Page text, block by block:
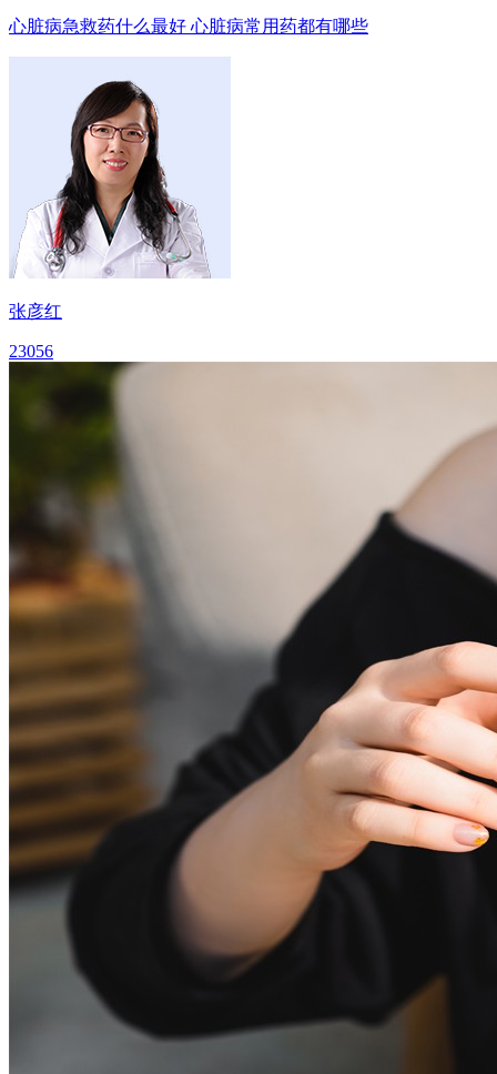
心脏病急救药什么最好 心脏病常用药都有哪些
张彦红
23056